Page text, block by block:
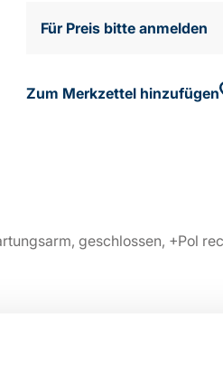
Für Preis bitte anmelden
Zum Merkzettel hinzufügen
geschlossen, +Pol